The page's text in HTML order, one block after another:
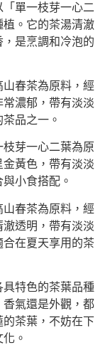
單一枝芽一心二
。它的茶湯清澈
是烹調和冷泡的
春茶為原料，經
濃郁，帶有淡淡
品之一。
芽一心二葉為原
黃色，帶有淡淡
小食搭配。
春茶為原料，經
透明，帶有淡淡
在夏天享用的茶
特色的茶葉品種
氣還是外觀，都
茶葉，不妨在下
。